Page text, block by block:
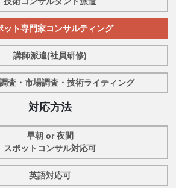
ット専門家コンサルティング
講師派遣(社員研修)
査・市場調査・技術ライティング
対応方法
早朝 or 夜間
スポットコンサル対応可
英語対応可